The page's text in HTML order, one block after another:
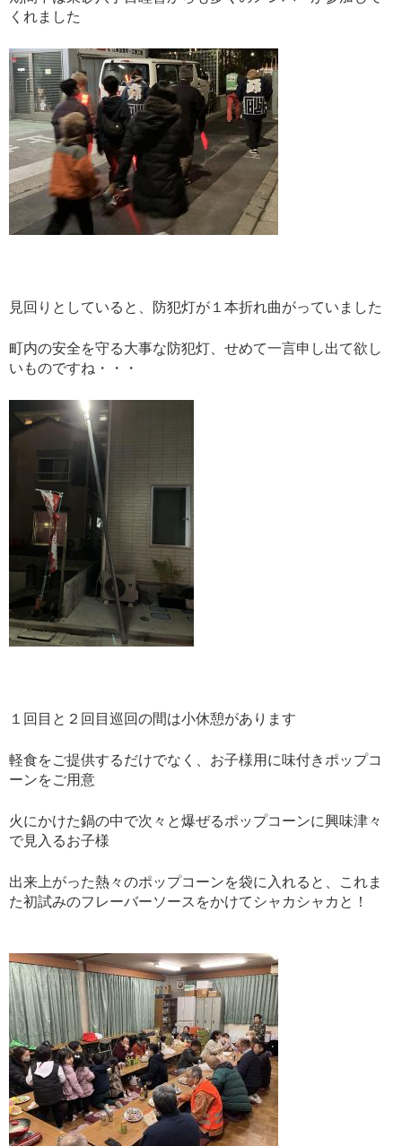
くれました
見回りとしていると、防犯灯が１本折れ曲がっていました
町内の安全を守る大事な防犯灯、せめて一言申し出て欲し
いものですね・・・
１回目と２回目巡回の間は小休憩があります
軽食をご提供するだけでなく、お子様用に味付きポップコ
ーンをご用意
火にかけた鍋の中で次々と爆ぜるポップコーンに興味津々
で見入るお子様
出来上がった熱々のポップコーンを袋に入れると、これま
た初試みのフレーバーソースをかけてシャカシャカと！